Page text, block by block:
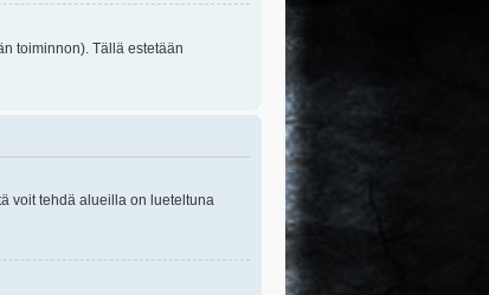
toiminnon). Tällä estetään
voit tehdä alueilla on lueteltuna